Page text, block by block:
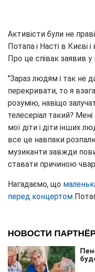
Активісти були не
Потапа і Насті в Києві
Про це співак заявив у
"Зараз людям і так не
перекривати, то я
розумію, навіщо
телесеріал такий?
мої діти і діти інших
все це навпаки
музиканти завжди
ставати причиною
Нагадаємо, що
перед концертом